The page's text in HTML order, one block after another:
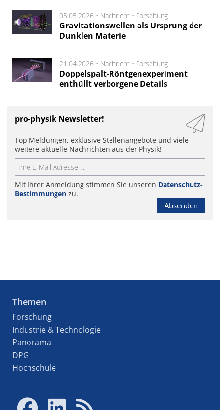
05.05.2026 • Nachricht • Forschung
Gravitationswellen als Ursprung der
Dunklen Materie
21.04.2026 • Nachricht • Forschung
Doppelspalt-Röntgenexperiment
enthüllt verborgene Details
pro-physik Newsletter!
Top Meldungen, exklusive Stellenangebote und viele
weitere aktuelle Nachrichten aus der Physik!
Mit Ihrer Anmeldung stimmen Sie unseren Datenschutz-
Bestimmungen zu.
Absenden
Themen
Forschung
Industrie & Technologie
Panorama
DPG
Hochschule